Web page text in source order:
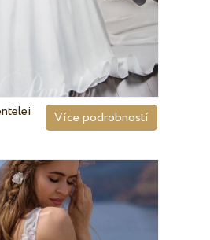
Více podrobností